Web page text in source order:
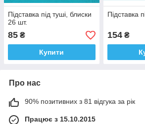
Підставка під туші, блиски
26 шт.
85 ₴
Купити
Підставка
154₴
Про нас
90% позитивних з 81 відгука за рік
Працює з 15.10.2015